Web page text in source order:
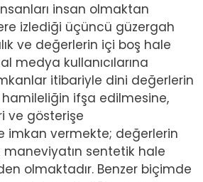
insan olmaktan
izlediği üçüncü güzergah
ve değerlerin içi boş hale
medya kullanıcılarına
itibariyle dini değerlerin
hamileliğin ifşa edilmesine,
ve gösterişe
imkan vermekte; değerlerin
maneviyatın sentetik hale
olmaktadır. Benzer biçimde